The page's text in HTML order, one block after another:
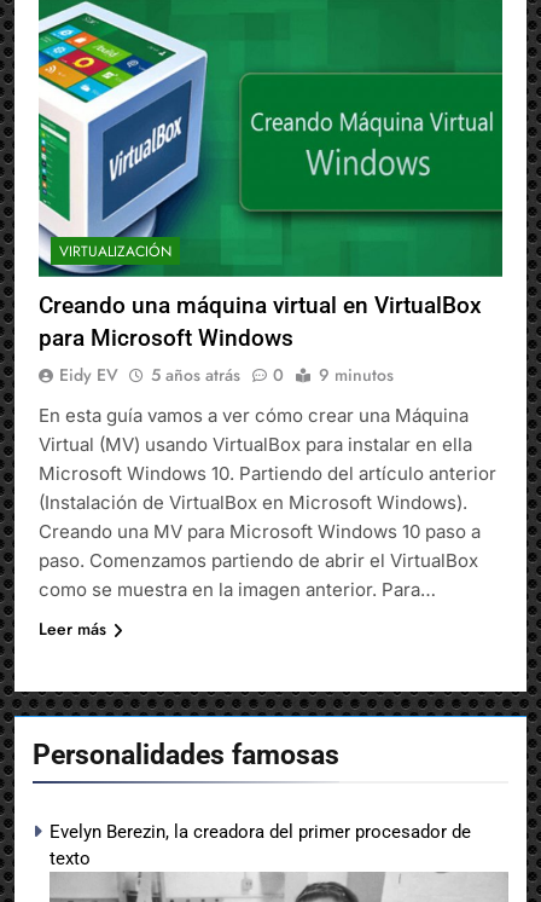
Personalidades famosas
Evelyn Berezin, la creadora del primer procesador de
texto
VIRTUALIZACIÓN
Creando una máquina virtual en VirtualBox
para Microsoft Windows
Eidy EV 5 años atrás 0 9 minutos
En esta guía vamos a ver cómo crear una Máquina
Virtual (MV) usando VirtualBox para instalar en ella
Microsoft Windows 10. Partiendo del artículo anterior
(Instalación de VirtualBox en Microsoft Windows).
Creando una MV para Microsoft Windows 10 paso a
paso. Comenzamos partiendo de abrir el VirtualBox
como se muestra en la imagen anterior. Para…
Leer más